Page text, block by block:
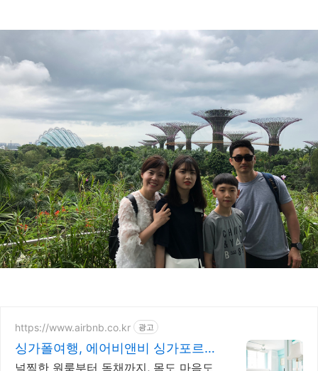
https://www.airbnb.co.kr 광고
싱가폴여행, 에어비앤비 싱가포르여
행도 우리집처럼
널찍한 원룸부터 독채까지, 몸도 마음도